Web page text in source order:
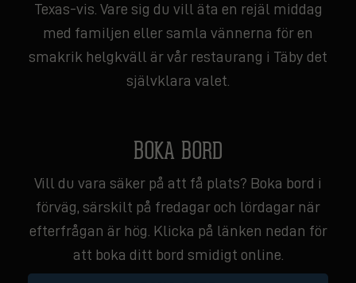
Texas-vis. Vare sig du vill äta en rejäl middag
med familjen eller samla vännerna för en
smakrik helgkväll är vår restaurang i Täby det
självklara valet.
BOKA BORD
Vill du vara säker på att få plats? Boka bord i
förväg, särskilt på fredagar och lördagar när
efterfrågan är hög. Klicka på länken nedan för
att boka ditt bord smidigt online.